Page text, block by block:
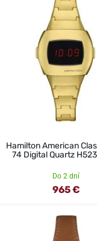
Hamilton American
74 Digital Quartz
Do 2 dní
965 €